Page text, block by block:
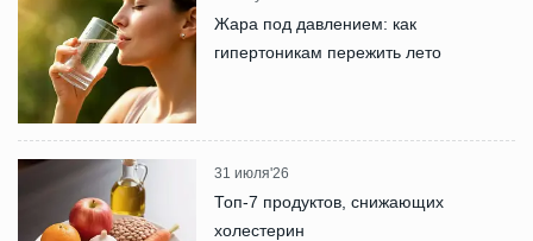
Жара под давлением: как
гипертоникам пережить лето
31 июля'26
Топ-7 продуктов, снижающих
холестерин